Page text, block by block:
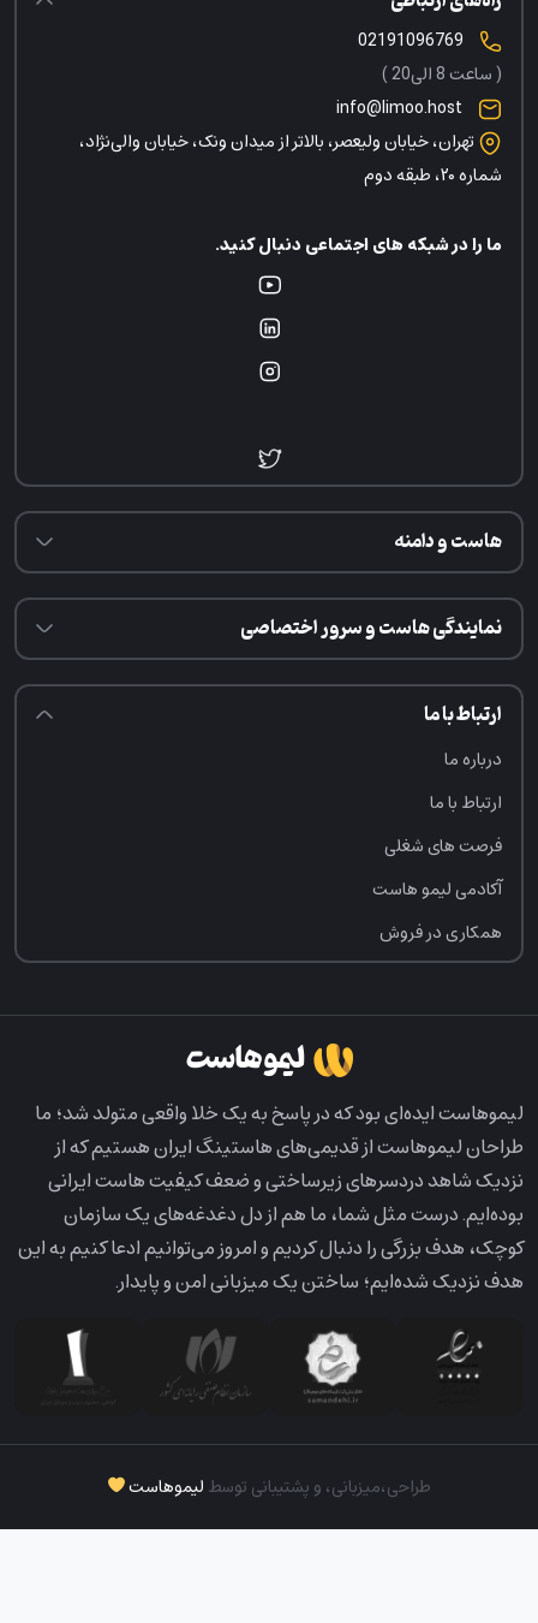
هاست و دامنه
نمایندگی هاست و سرور اختصاصی
ارتباط با ما
درباره ما
ارتباط با ما
فرصت‌ های شغلی
آکادمی لیمو هاست
همکاری در فروش
( ساعت 8 الی20 )
info@limoo.host
تهران، خیابان ولیعصر، بالاتر از میدان ونک، خیابان والی‌نژاد،
شماره ۲۰، طبقه دوم
ما را در شبکه های اجتماعی دنبال کنید.
لیمو‌هاست ایده‌ای بود که در پاسخ به یک خلا واقعی متولد شد؛ ما
طراحان لیمو‌هاست از قدیمی‌های هاستینگ ایران هستیم که از
نزدیک شاهد دردسرهای زیرساختی و ضعف کیفیت هاست ایرانی
بوده‌ایم. درست مثل شما، ما هم از دل دغدغه‌های یک سازمان
کوچک، هدف بزرگی را دنبال کردیم و امروز می‌توانیم ادعا کنیم به این
هدف نزدیک شده‌ایم؛ ساختن یک میزبانی امن و پایدار.
طراحی،‌میزبانی، و پشتیبانی توسطلیموهاست